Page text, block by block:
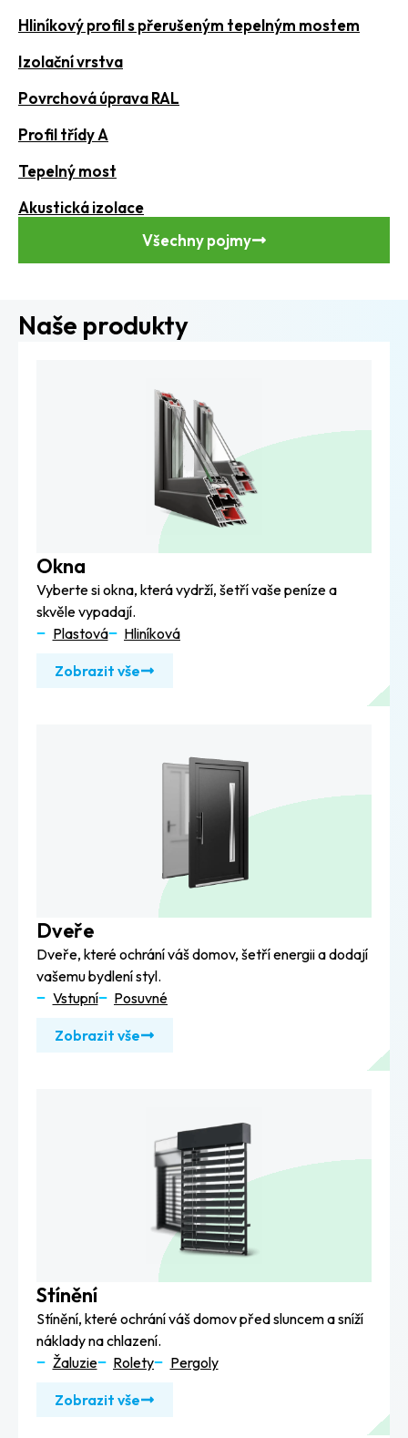
Hliníkový profil s přerušeným tepelným mostem
Izolační vrstva
Povrchová úprava RAL
Profil třídy A
Tepelný most
Akustická izolace
Všechny pojmy
Naše produkty
Okna
Vyberte si okna, která vydrží, šetří vaše peníze a
skvěle vypadají.
Plastová
Hliníková
Zobrazit vše
Dveře
Dveře, které ochrání váš domov, šetří energii a dodají
vašemu bydlení styl.
Vstupní
Posuvné
Zobrazit vše
Stínění
Stínění, které ochrání váš domov před sluncem a sníží
náklady na chlazení.
Žaluzie
Rolety Pergoly
Zobrazit vše